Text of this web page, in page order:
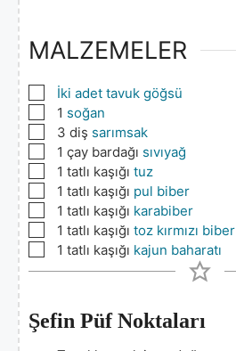
MALZEMELER
▢
İki adet tavuk göğsü
▢1 soğan
▢
3 diş sarımsak
▢1 çay bardağı sıvıyağ
▢1 tatlı kaşığı tuz
▢1 tatlı kaşığı pul biber
▢1 tatlı kaşığı karabiber
▢1 tatlı kaşığı toz kırmızı biber
▢1 tatlı kaşığı kajun baharatı
Şefin Püf Noktaları